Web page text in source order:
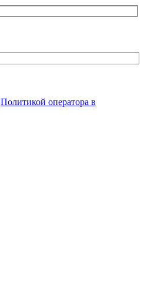
Политикой оператора в